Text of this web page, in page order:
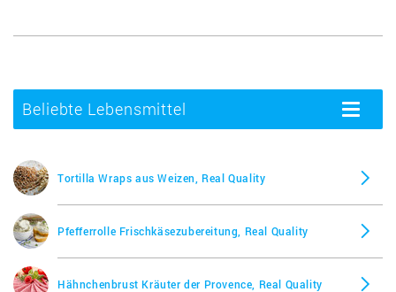
Beliebte Lebensmittel
Toggle
Tortilla Wraps aus Weizen, Real Quality
Pfefferrolle Frischkäsezubereitung, Real Quality
Hähnchenbrust Kräuter der Provence, Real Quality